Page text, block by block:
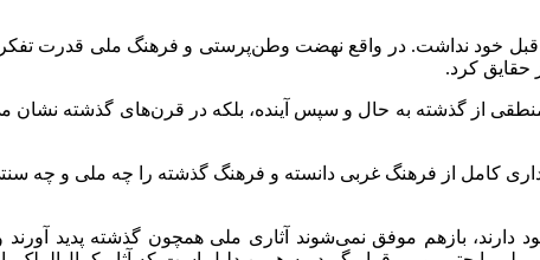
مذبوحانه که سعی در زنده کردن فرهنگ 2500 سال پیش داشت، توجهی به فرهنگ 150 سال قبل خود نداشت. در واقع نهضت
حقایق کرد.
کامل از فرهنگ غربی دانسته و فرهنگ گذشته را چه ملی و چه
بازهم موفق نمی‌شوند آثاری ملی همچون گذشته پدید آورند و